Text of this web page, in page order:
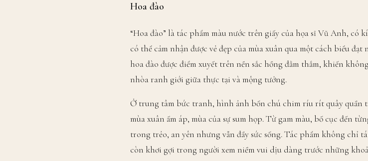
Hoa đào
“Hoa đào” là tác phẩm màu nước trên giấy của họa sĩ Vũ Anh, có
có thể cảm nhận được vẻ đẹp của mùa xuân qua một cách biểu
hoa đào được điểm xuyết trên nền sắc hồng đằm thắm, khiến
nhòa ranh giới giữa thực tại và mộng tưởng.
Ở trung tâm bức tranh, hình ảnh bốn chú chim ríu rít quây quần
mùa xuân ấm áp, mùa của sự sum họp. Từ gam màu, bố cục đến
trong trẻo, an yên nhưng vẫn đầy sức sống. Tác phẩm không chỉ
còn khơi gợi trong người xem niềm vui dịu dàng trước những